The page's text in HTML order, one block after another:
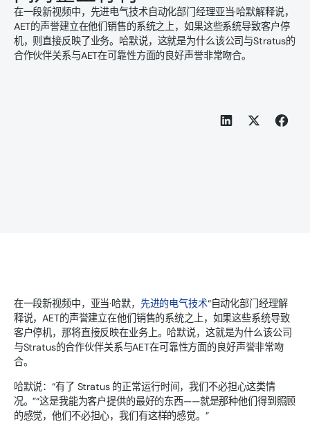
在一段新视频中，先进电气技术自动化部门经理亚当·哈默解释说，
AET的声誉建立在他们销售的系统之上，如果这些系统导致客户停
机，则直接反映了业务。哈默说，这就是为什么该公司与Stratus的
合作伙伴关系与AET在可靠性方面的良好声誉非常吻合。
在一段新视频中，亚当·哈默， 先进的电气技术“自动化部门经理解
释说，AET的声誉建立在他们销售的系统之上，如果这些系统导致
客户停机，那将直接反映在业务上。哈默说，这就是为什么该公司
与Stratus的合作伙伴关系与AET在可靠性方面的良好声誉非常吻
合。
哈默说：“有了 Stratus 的正常运行时间，我们不必担心这类情
况。”“这是我能为客户提供的最好的东西——就是那种他们得到照顾
的感觉，他们不必担心，我们有这样的感觉。”